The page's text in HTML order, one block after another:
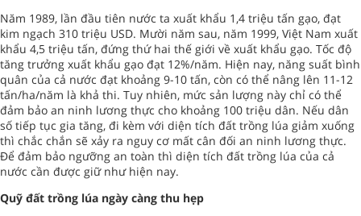
Năm 1989, lần đầu tiên nước ta xuất khẩu 1,4 triệu tấn gạo, đạt
kim ngạch 310 triệu USD. Mười năm sau, năm 1999, Việt Nam xuất
khẩu 4,5 triệu tấn, đứng thứ hai thế giới về xuất khẩu gạo. Tốc độ
tăng trưởng xuất khẩu gạo đạt 12%/năm. Hiện nay, năng suất bình
quân của cả nước đạt khoảng 9-10 tấn, còn có thể nâng lên 11-12
tấn/ha/năm là khả thi. Tuy nhiên, mức sản lượng này chỉ có thể
đảm bảo an ninh lương thực cho khoảng 100 triệu dân. Nếu dân
số tiếp tục gia tăng, đi kèm với diện tích đất trồng lúa giảm xuống
thì chắc chắn sẽ xảy ra nguy cơ mất cân đối an ninh lương thực.
Để đảm bảo ngưỡng an toàn thì diện tích đất trồng lúa của cả
nước cần được giữ như hiện nay.
Quỹ đất trồng lúa ngày càng thu hẹp